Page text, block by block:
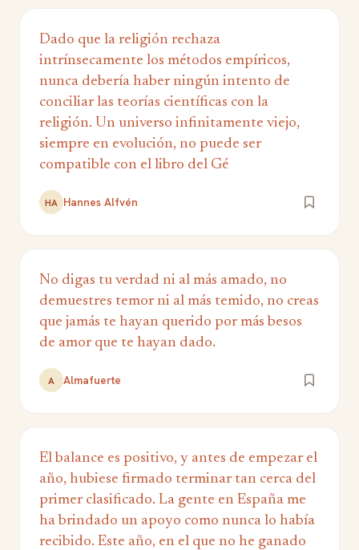
Dado que la religión rechaza
intrínsecamente los métodos empíricos,
nunca debería haber ningún intento de
conciliar las teorías científicas con la
religión. Un universo infinitamente viejo,
siempre en evolución, no puede ser
compatible con el libro del Gé
HA Hannes Alfvén
No digas tu verdad ni al más amado, no
demuestres temor ni al más temido, no creas
que jamás te hayan querido por más besos
de amor que te hayan dado.
A Almafuerte
El balance es positivo, y antes de empezar el
año, hubiese firmado terminar tan cerca del
primer clasificado. La gente en España me
ha brindado un apoyo como nunca lo había
recibido. Este año, en el que no he ganado